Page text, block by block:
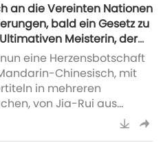
Hai und liebes Supreme
TV-Team, wir sprechen
aus tiefstem Herzen
tiefsten Dank aus. Durch
grenzenlose Gnade und
der Vereinten Drei
hatten wir, di
an die Vereinten Nationen
bald ein Gesetz zu
Meisterin, der
Da unsere Welt diese
Wohltäterin haben
lohnenswert, einen
Erleuchtete Meisterin zu
eine Herzensbotschaft
Chinesisch, mit
in mehreren
von Jia-Rui aus
grüße Dich, die Große
gütige Retterin, Höchste